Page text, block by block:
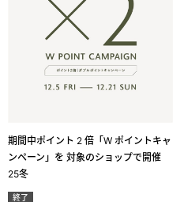
期間中ポイント 2 倍「W ポイントキャ
ンペーン」を 対象のショップで開催
25冬
終了